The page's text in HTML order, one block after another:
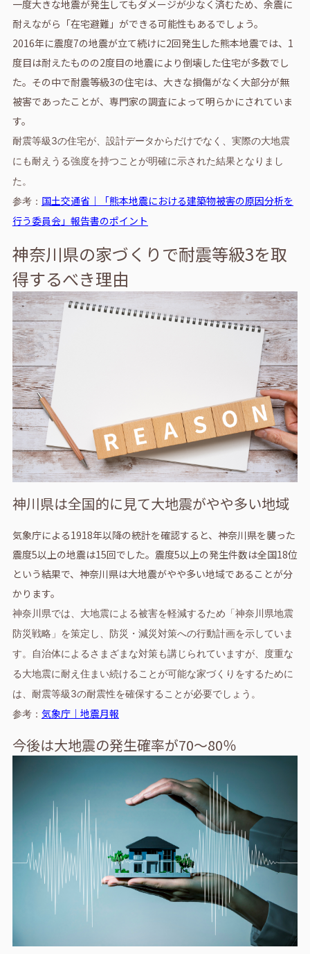
一度大きな地震が発生してもダメージが少なく済むため、余震に
耐えながら「在宅避難」ができる可能性もあるでしょう。
2016年に震度7の地震が立て続けに2回発生した熊本地震では、1
度目は耐えたものの2度目の地震により倒壊した住宅が多数でし
た。その中で耐震等級3の住宅は、大きな損傷がなく大部分が無
被害であったことが、専門家の調査によって明らかにされていま
す。
耐震等級3の住宅が、設計データからだけでなく、実際の大地震
にも耐えうる強度を持つことが明確に示された結果となりまし
た。
参考： 国土交通省｜「熊本地震における建築物被害の原因分析を
行う委員会」報告書のポイント
神奈川県の家づくりで耐震等級3を取
得するべき理由
神川県は全国的に見て大地震がやや多い地域
気象庁による1918年以降の統計を確認すると、神奈川県を襲った
震度5以上の地震は15回でした。震度5以上の発生件数は全国18位
という結果で、神奈川県は大地震がやや多い地域であることが分
かります。
神奈川県では、大地震による被害を軽減するため「神奈川県地震
防災戦略」を策定し、防災・減災対策への行動計画を示していま
す。自治体によるさまざまな対策も講じられていますが、度重な
る大地震に耐え住まい続けることが可能な家づくりをするために
は、耐震等級3の耐震性を確保することが必要でしょう。
参考： 気象庁｜地震月報
今後は大地震の発生確率が70～80％